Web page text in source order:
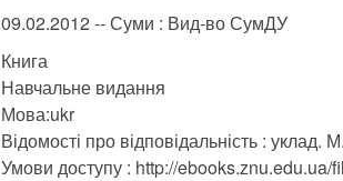
09.02.2012 -- Суми : Вид-во СумДУ
Книга
Навчальне видання
Мова:ukr
Відомості про відповідальність : уклад.
Умови доступу : http://